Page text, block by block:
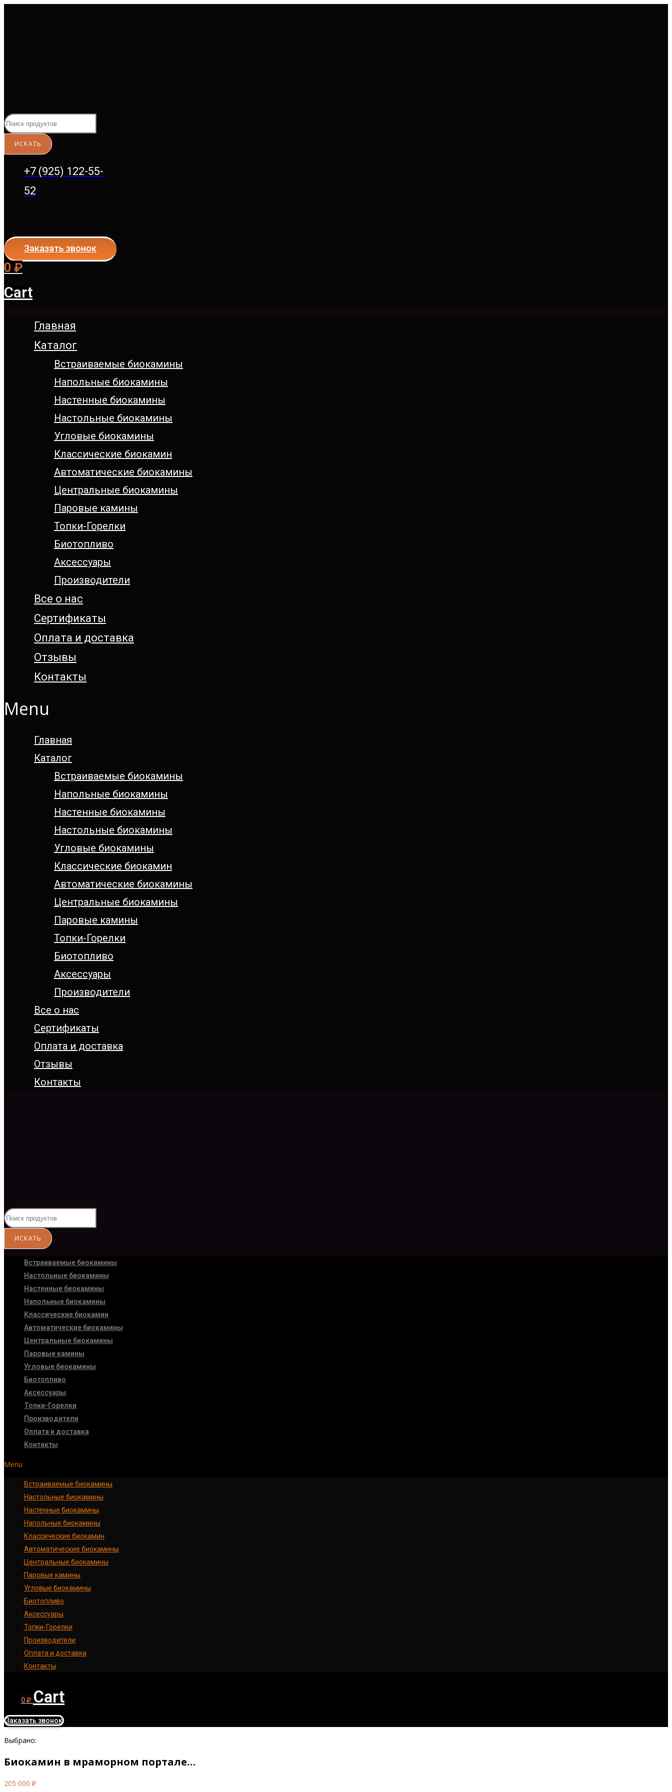
+7 (925) 122-55-
52
Заказать звонок
0 ₽
Cart
Главная
Каталог
Встраиваемые биокамины
Напольные биокамины
Настенные биокамины
Настoльные биокамины
Угловые биокамины
Классические биокамин
Автоматические биокамины
Центральные биокамины
Паровые камины
Топки-Горелки
Биотопливо
Аксессуары
Производители
Все о нас
Сертификаты
Оплата и доставка
Отзывы
Контакты
Menu
Главная
Каталог
Встраиваемые биокамины
Напольные биокамины
Настенные биокамины
Настoльные биокамины
Угловые биокамины
Классические биокамин
Автоматические биокамины
Центральные биокамины
Паровые камины
Топки-Горелки
Биотопливо
Аксессуары
Производители
Все о нас
Сертификаты
Оплата и доставка
Отзывы
Контакты
Встраиваемые биокамины
Настoльные биокамины
Настенные биокамины
Напольные биокамины
Классические биокамин
Автоматические биокамины
Центральные биокамины
Паровые камины
Угловые биокамины
Биотопливо
Аксессуары
Топки-Горелки
Производители
Оплата и доставка
Контакты
Menu
Встраиваемые биокамины
Настoльные биокамины
Настенные биокамины
Напольные биокамины
Классические биокамин
Автоматические биокамины
Центральные биокамины
Паровые камины
Угловые биокамины
Биотопливо
Аксессуары
Топки-Горелки
Производители
Оплата и доставка
Контакты
0₽ Cart
Заказать звонок
Выбрано:
Биокамин в мраморном портале…
205 000 ₽